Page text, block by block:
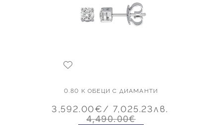
0.80 K ОБЕЦИ С ДИАМАНТИ
3,592.00€/ 7,025.23лв.
4,490.00€